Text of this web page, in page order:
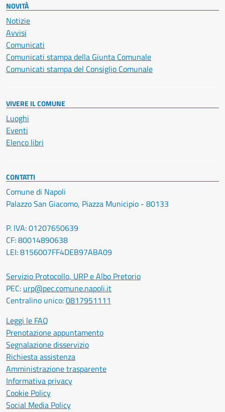
NOVITÀ
Notizie
Avvisi
Comunicati
Comunicati stampa della Giunta Comunale
Comunicati stampa del Consiglio Comunale
VIVERE IL COMUNE
Luoghi
Eventi
Elenco libri
CONTATTI
Comune di Napoli
Palazzo San Giacomo, Piazza Municipio - 80133
P. IVA: 01207650639
CF: 80014890638
LEI: 8156007FF4DEB97ABA09
Servizio Protocollo, URP e Albo Pretorio
PEC: urp@pec.comune.napoli.it
Centralino unico:0817951111
Leggi le FAQ
Prenotazione appuntamento
Segnalazione disservizio
Richiesta assistenza
Amministrazione trasparente
Informativa privacy
Cookie Policy
Social Media Policy